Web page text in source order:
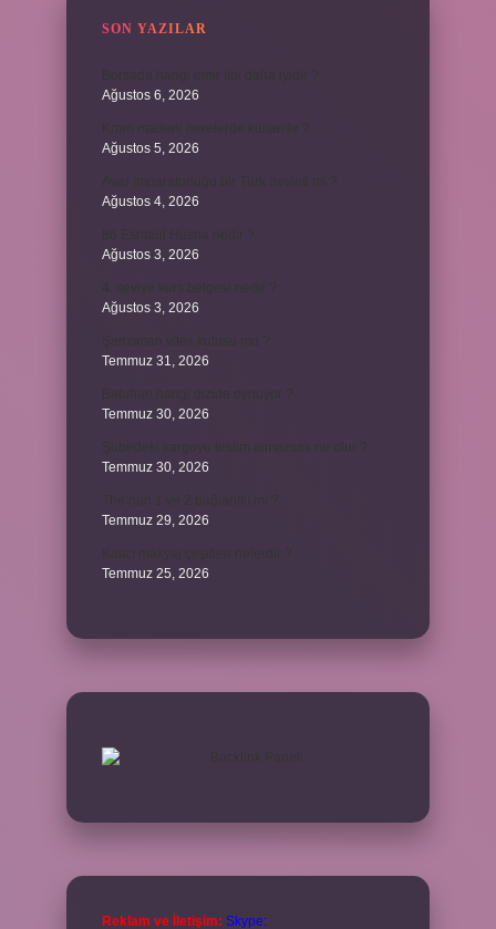
SON YAZILAR
Ağustos 6, 2026
Ağustos 5, 2026
Ağustos 4, 2026
Ağustos 3, 2026
Ağustos 3, 2026
Temmuz 31, 2026
Temmuz 30, 2026
Temmuz 30, 2026
Temmuz 29, 2026
Temmuz 25, 2026
Reklam ve İletişim: Skype: